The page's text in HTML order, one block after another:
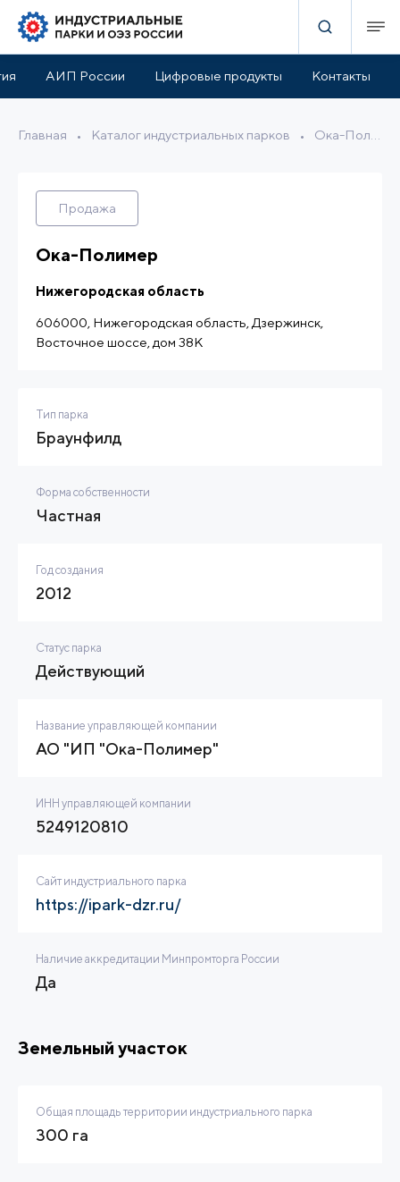
АИП России Цифровые продукты Контакты
Главная • Каталог индустриальных парков •
парка Льготы и поддержка Расположение
Продажа
Ока-Полимер
Нижегородская область
606000, Нижегородская область, Дзержинск,
Восточное шоссе, дом 38К
Тип парка
Браунфилд
Форма собственности
Частная
Год создания
2012
Статус парка
Действующий
Название управляющей компании
АО "ИП "Ока-Полимер"
ИНН управляющей компании
5249120810
Сайт индустриального парка
https://ipark-dzr.ru/
Наличие аккредитации Минпромторга России
Да
Земельный участок
Общая площадь территории индустриального парка
300 га